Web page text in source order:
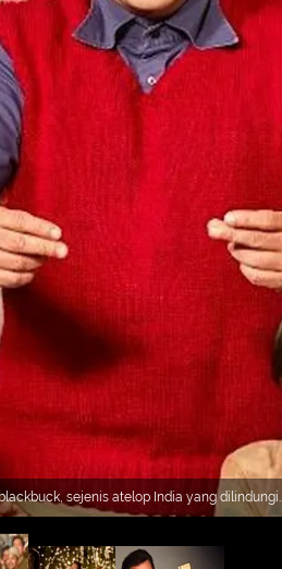
sejenis atelop India yang dilindungi.
beingsalmankhan)